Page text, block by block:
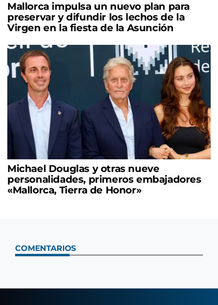
Mallorca impulsa un nuevo plan para
preservar y difundir los lechos de la
Virgen en la fiesta de la Asunción
Michael Douglas y otras nueve
personalidades, primeros embajadores
«Mallorca, Tierra de Honor»
COMENTARIOS